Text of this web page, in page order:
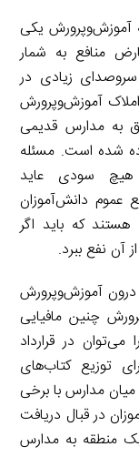
آموزش‌وپرورش یکی
منافع به شمار
زیادی در
املاک آموزش‌وپرورش
متعلق به مدارس قدیمی
داده شده است. مسئله
هیچ سودی عاید
عموم دانش‌آموزان
هستند که باید اگر
آن نفع ببرد.
درون آموزش‌وپرورش
چنین مافیایی
در قرارداد
توزیع کتاب‌های
مدارس با برخی
در قبال دریافت
منطقه به مدارس